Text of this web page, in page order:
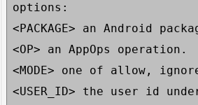
options:
<PACKAGE> an Android
<OP> an AppOps operation.
<MODE> one of allow,
<USER_ID> the user id